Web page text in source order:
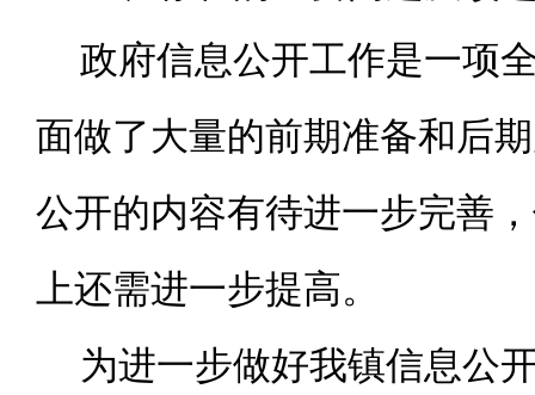
政府信息公开工作是一项
面做了大量的前期准备和后
公开的内容有待进一步完善
上还需进一步提高。
为进一步做好我镇信息公